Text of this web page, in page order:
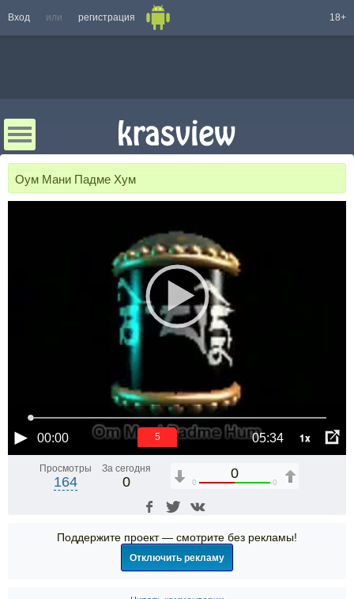
Вход или регистрация 18+
Оум Мани Падме Хум
00:00 05:34 1x
5
Просмотры
164
За сегодня
0
0
0 0
Поддержите проект — смотрите без рекламы!
Отключить рекламу